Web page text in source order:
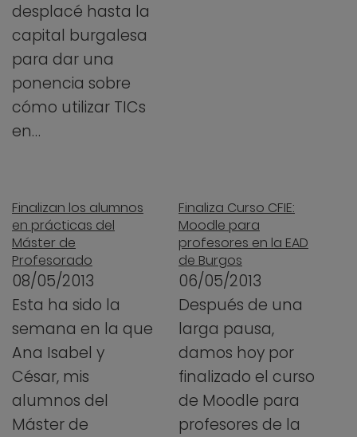
desplacé hasta la
capital burgalesa
para dar una
ponencia sobre
cómo utilizar TICs
en…
Finalizan los alumnos
en prácticas del
Máster de
Profesorado
08/05/2013
Esta ha sido la
semana en la que
Ana Isabel y
César, mis
alumnos del
Máster de
Finaliza Curso CFIE:
Moodle para
profesores en la EAD
de Burgos
06/05/2013
Después de una
larga pausa,
damos hoy por
finalizado el curso
de Moodle para
profesores de la